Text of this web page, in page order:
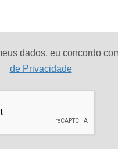
dados, eu concordo
de Privacidade